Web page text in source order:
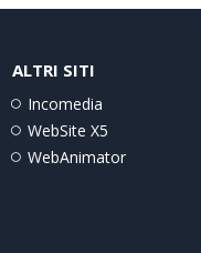
ALTRI SITI
Incomedia
WebSite X5
WebAnimator